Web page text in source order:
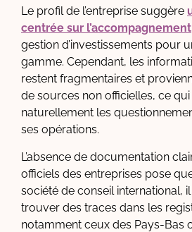
Le profil de l’entreprise suggère
centrée sur l’accompagnement
gestion d’investissements pour
gamme. Cependant, les
restent fragmentaires et
de sources non officielles, ce
naturellement les
ses opérations.
L’absence de documentation
officiels des entreprises pose
société de conseil international,
trouver des traces dans les
notamment ceux des Pays-Bas